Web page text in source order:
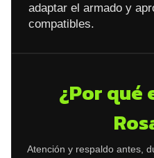
adaptar el armado y
compatibles.
¿Por qué
Atención y respaldo antes,